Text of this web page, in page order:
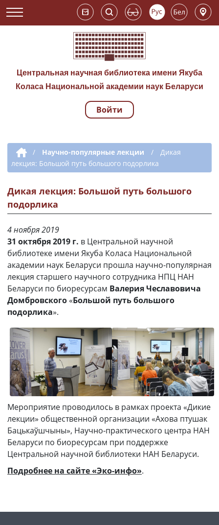
Центральная научная библиотека имени Якуба
Коласа Национальной академии наук Беларуси
Навигация по
Войти
Дополнительная навигация
/ Научно-популярные лекции /
Дикая
лекция: Большой путь большого подорлика
Дикая лекция: Большой путь большого
подорлика
4 ноября 2019
31 октября 2019 г. в Центральной научной
библиотеке имени Якуба Коласа Национальной
академии наук Беларуси прошла научно-популярная
лекция старшего научного сотрудника НПЦ НАН
Беларуси по биоресурсам Валерия Чеславовича
Домбровского «Большой путь большого
подорлика».
Мероприятие проводилось в рамках проекта «Дикие
лекции» общественной организации «Ахова птушак
Бацькаўшчыны», Научно-практического центра НАН
Беларуси по биоресурсам при поддержке
Центральной научной библиотеки НАН Беларуси.
Подробнее на сайте «Эко-инфо».